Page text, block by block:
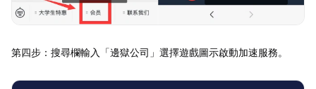
第四步：搜尋欄輸入「邊獄公司」選擇遊戲圖示啟動加速服務。